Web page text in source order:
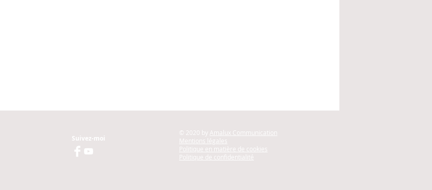
© 2020 by Amalux Communication
Mentions légales
Politique en matière de cookies
Politique de confidentialité
Suivez-moi